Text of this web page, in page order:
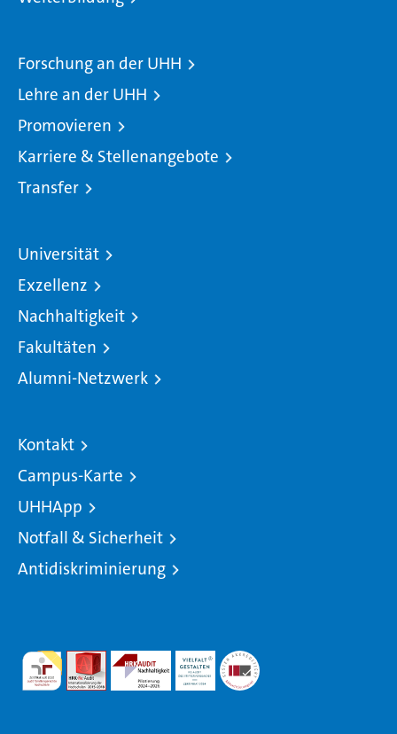
Forschung an der UHH
Lehre an der UHH
Promovieren
Karriere & Stellenangebote
Transfer
Universität
Exzellenz
Nachhaltigkeit
Fakultäten
Alumni-Netzwerk
Kontakt
Campus-Karte
UHHApp
Notfall & Sicherheit
Antidiskriminierung